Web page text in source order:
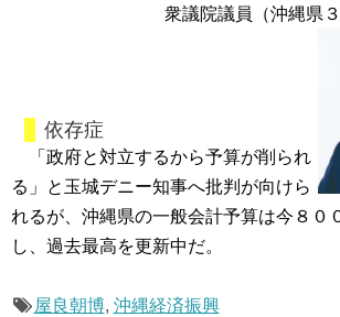
衆議院議員（沖縄県
依存症
「政府と対立するから予算が削られ
る」と玉城デニー知事へ批判が向けら
れるが、沖縄県の一般会計予算は今８０
し、過去最高を更新中だ。
屋良朝博, 沖縄経済振興